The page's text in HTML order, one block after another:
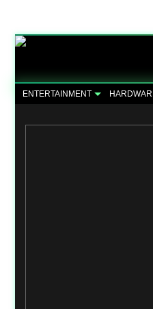
ENTERTAINMENT